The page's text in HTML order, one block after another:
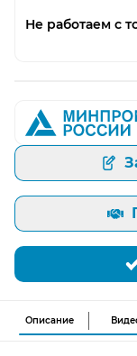
Не работаем с
Описание